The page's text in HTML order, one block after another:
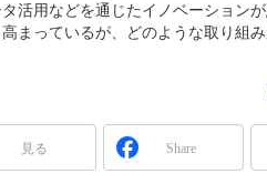
活用などを通じたイノベーション
まっているが、どのような取り組
見る Share